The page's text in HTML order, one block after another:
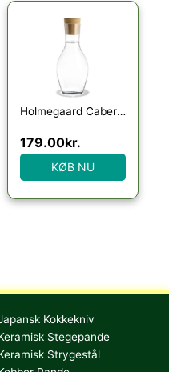
Holmegaard Cabernet vandkaraffel
179.00kr.
KØB NU
Kokkekniv
Stegepande
Strygestål